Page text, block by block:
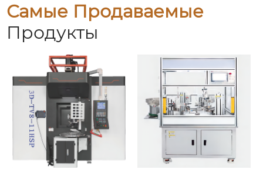
Самые Продаваемые
Продукты